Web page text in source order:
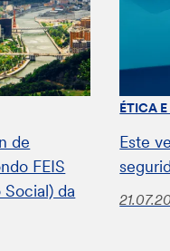
de
FEIS
da
ÉTICA
Este